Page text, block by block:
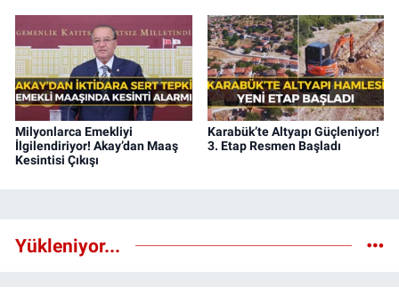
Milyonlarca Emekliyi
İlgilendiriyor! Akay’dan Maaş
Kesintisi Çıkışı
Karabük’te Altyapı Güçleniyor!
3. Etap Resmen Başladı
Yükleniyor...